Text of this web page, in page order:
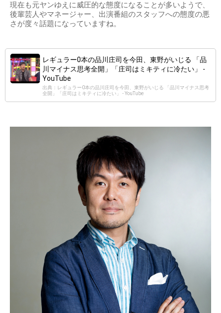
現在も元ヤンゆえに威圧的な態度になることが多いようで、
後輩芸人やマネージャー、出演番組のスタッフへの態度の悪
さが度々話題になっていますね。
レギュラー0本の品川庄司を今田、東野がいじる 「品
川マイナス思考全開」「庄司はミキティに冷たい」 -
YouTube
出典：レギュラー0本の品川庄司を今田、東野がいじる 「品川マイナス思考
全開」「庄司はミキティに冷たい」 - YouTube